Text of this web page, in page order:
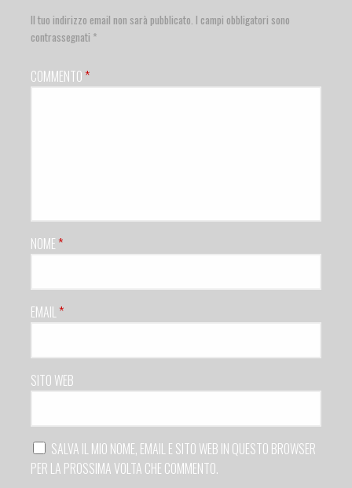
Il tuo indirizzo email non sarà pubblicato. I campi obbligatori sono
contrassegnati *
COMMENTO *
NOME *
EMAIL*
SITO WEB
SALVA IL MIO NOME, EMAIL E SITO WEB IN QUESTO BROWSER
PER LA PROSSIMA VOLTA CHE COMMENTO.